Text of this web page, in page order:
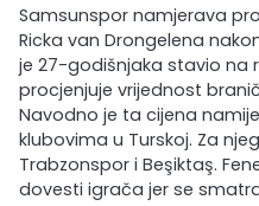
Samsunspor namjerava
Ricka van Drongelena
je 27-godišnjaka stavio na
procjenjuje vrijednost
Navodno je ta cijena
klubovima u Turskoj. Za
Trabzonspor i Beşiktaş.
dovesti igrača jer se